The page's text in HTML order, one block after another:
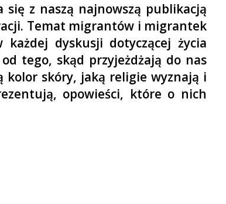
się z naszą najnowszą publikacją
Temat migrantów i migrantek
dyskusji dotyczącej życia
od tego, skąd przyjeżdżają do nas
kolor skóry, jaką religie wyznają i
opowieści, które o nich